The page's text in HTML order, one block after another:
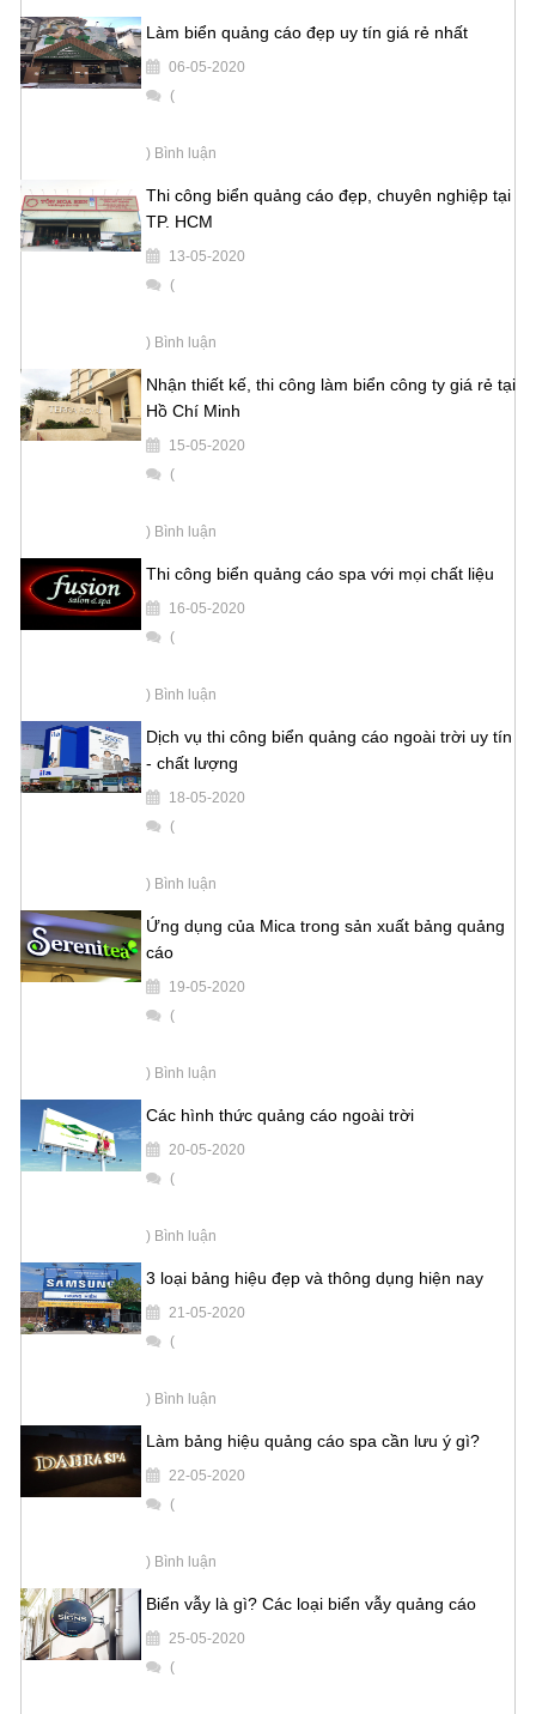
Làm biển quảng cáo đẹp uy tín giá rẻ nhất
06-05-2020
(
) Bình luận
Thi công biển quảng cáo đẹp, chuyên nghiệp tại
TP. HCM
13-05-2020
(
) Bình luận
Nhận thiết kế, thi công làm biển công ty giá rẻ tại
Hồ Chí Minh
15-05-2020
(
) Bình luận
Thi công biển quảng cáo spa với mọi chất liệu
16-05-2020
(
) Bình luận
Dịch vụ thi công biển quảng cáo ngoài trời uy tín
- chất lượng
18-05-2020
(
) Bình luận
Ứng dụng của Mica trong sản xuất bảng quảng
cáo
19-05-2020
(
) Bình luận
Các hình thức quảng cáo ngoài trời
20-05-2020
(
) Bình luận
3 loại bảng hiệu đẹp và thông dụng hiện nay
21-05-2020
(
) Bình luận
Làm bảng hiệu quảng cáo spa cần lưu ý gì?
22-05-2020
(
) Bình luận
Biển vẫy là gì? Các loại biển vẫy quảng cáo
25-05-2020
(